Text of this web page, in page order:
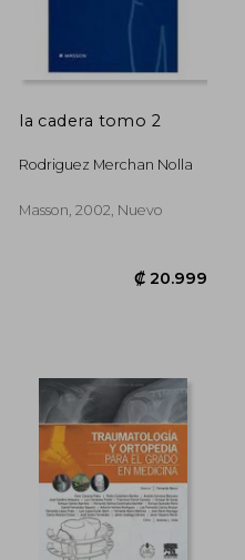
la cadera tomo 2
Rodriguez Merchan Nolla
Masson, 2002, Nuevo
₡